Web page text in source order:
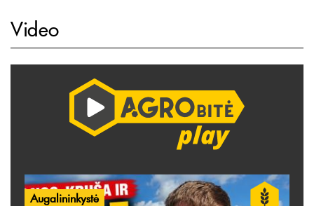
Video
Augalininkystė